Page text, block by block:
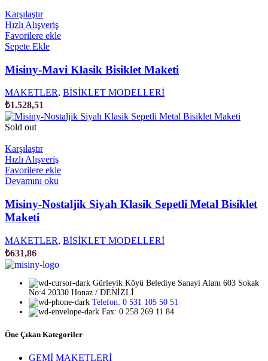
Karşılaştır
Hızlı Alışveriş
Favorilere ekle
Sepete Ekle
Misiny-Mavi Klasik Bisiklet Maketi
MAKETLER, BİSİKLET MODELLERİ
₺1.528,51
Sold out
Karşılaştır
Hızlı Alışveriş
Favorilere ekle
Devamını oku
Misiny-Nostaljik Siyah Klasik Sepetli Metal Bisiklet
Maketi
MAKETLER, BİSİKLET MODELLERİ
₺631,86
Gürleyik Köyü Belediye Sanayi Alanı 603 Sokak
No:4 20330 Honaz / DENİZLİ
Telefon: 0 531 105 50 51
Fax: 0 258 269 11 84
Öne Çıkan Kategoriler
GEMİ MAKETLERİ